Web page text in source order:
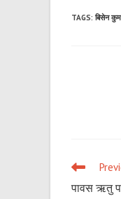
TAGS: बिसेन
Read
articles
पावस ऋतु